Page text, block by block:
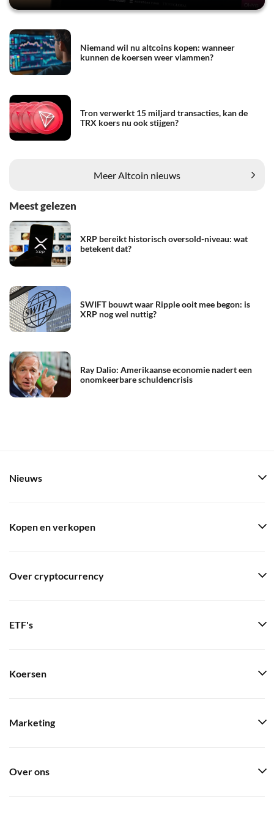
Niemand wil nu altcoins kopen: wanneer
kunnen de koersen weer vlammen?
Tron verwerkt 15 miljard transacties, kan de
TRX koers nu ook stijgen?
Meer Altcoin nieuws
Meest gelezen
XRP bereikt historisch oversold-niveau: wat
betekent dat?
SWIFT bouwt waar Ripple ooit mee begon: is
XRP nog wel nuttig?
Ray Dalio: Amerikaanse economie nadert een
onomkeerbare schuldencrisis
Nieuws
Kopen en verkopen
Over cryptocurrency
ETF's
Koersen
Marketing
Over ons